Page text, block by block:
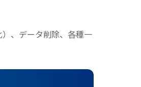
、データ削除、各種一